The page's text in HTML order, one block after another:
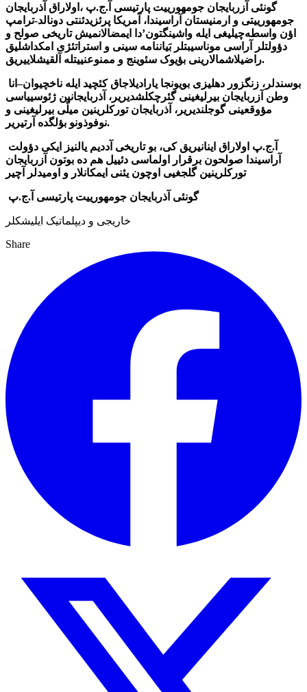
گونئی آزربایجان جومهورییت پارتیسی آ.ج.پ ،اولاراق آذربایجان
جومهورییتی و ارمنیستان آراسیندا، آمریکا پرئزیدئنتی دونالد-ترامپ
اؤن واسطه‌‌چیلیغی ایله واشینگتون’دا ایمضالانمیش تاریخی صولح و
دؤولتلر آراسی موناسیبتلر بَیاننامه سینی و استراتئژی امکداشلیق
راضیلاشمالارینی بؤیوک سئوینج و ممنوعنییتله آلقیشلاییریق.
وطن آزربایجان بیرلیغینی گئرچکلشدیریر، آذربایجانین ژئوسییاسی
مؤوقعینی گوجلندیریر، آذربایجان تورکلرینین میلّی بیرلیغینی و
نوفوذونو بؤلگده آرتیریر.
آراسیندا صولحون برقرار اولماسی دئییل هم ده بوتون آزربایجان
تورکلرینین گلجغیی اوچون یئنی ایمکانلار و اومیدلر آچیر
گونئی آذربایجان جومهورییت پارتیسی آ.ج.پ
خاریجی و دیپلماتیک ایلیشکلر
Share